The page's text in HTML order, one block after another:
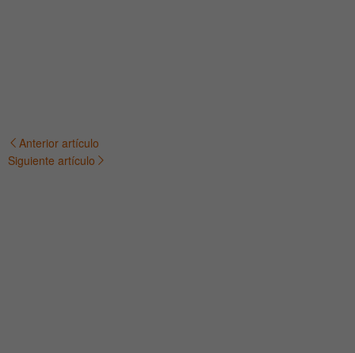
Navegación
Anterior artículo
Siguiente artículo